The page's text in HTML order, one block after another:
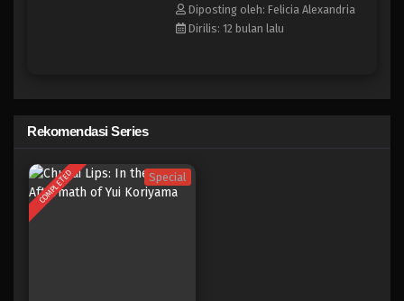
Diposting oleh: Felicia Alexandria
Dirilis: 12 bulan lalu
Rekomendasi Series
COMPLETED Special